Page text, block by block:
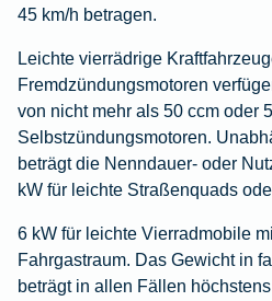
45 km/h betragen.
Leichte vierrädrige
Fremdzündungsmotoren
von nicht mehr als 50 ccm oder
Selbstzündungsmotoren.
beträgt die Nenndauer- oder
kW für leichte Straßenquads
6 kW für leichte Vierradmobile
Fahrgastraum. Das Gewicht in
beträgt in allen Fällen